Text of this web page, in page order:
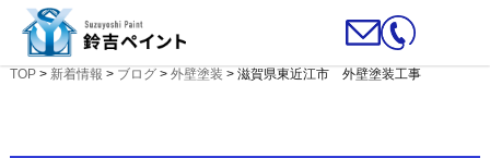
TOP> 新着情報 > ブログ> 外壁塗装 > 滋賀県東近江市 外壁塗装工事